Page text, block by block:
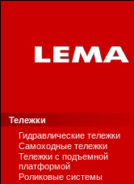
Тележки
Гидравлические тележки
Самоходные тележки
Тележки с подъемной
платформой
Роликовые системы